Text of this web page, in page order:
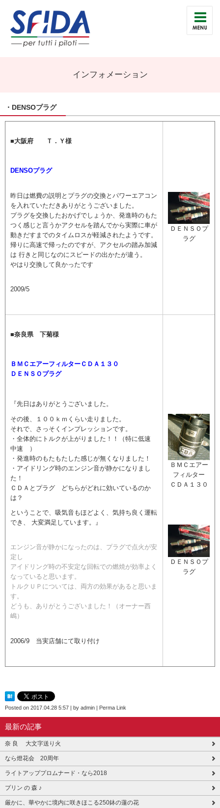
インフォメーション
・DENSOプラグ
■大阪府 Ｔ．Ｙ様
DENSOプラグ
昨日は燃費の説明とプラグの交換とパワーエアコン
を入れていただきありがとうございました。
プラグを交換したおかげでしょうか、発進時のもた
つく感じと言うかアクセルを踏んでから実際に車が
動きだすまでのタイムロスが軽減されたようです。
帰りに高速で帰ったのですが、アクセルの踏み加減
は 行きと同じなのにスピードの出かたが違う。
やはり交換して良かったです
2009/5
ＤＥＮＳＯプ
ラグ
■奈良県 下菊様
ＢＭＣエアーフィルターＣＤＡ１３０
ＤＥＮＳＯプラグ
『先日はありがとうございました。
その後、１００ｋｍくらい走りました。
それで、さっそくインプレッションです。
・全体的にトルクが上がりました！！（特に低速
中速 ）
・発進時のもたもたした感じが無くなりました！
・アイドリング時のエンジン音が静かになりまし
た！
ＣＤＡとプラグ どちらがどれに効いているのか
は？
ということで、吸気音もほどよく、気持ち良く運転
でき、 大変満足しています。』
エンジン音が静かになったのは、プラグで点火が安
定し
アイドリング時の不安定な回転での燃焼が効率よく
なっていると思います。
トルクＵＰについては、両方の効果があると思いま
す。
どうも、ありがとうございました！（オーナー西
嶋）
2006/9 当実店舗にて取り付け
ＢＭＣエアー
フィルター
ＣＤＡ１３０
ＤＥＮＳＯプ
ラグ
Posted on 2017.04.28 5:57 | by admin | Perma Link
最新の記事
奈 良 大文字送り火
なら燈花会 20周年
ライトアッププロムナード・なら2018
プリン の 森 ♪
厳かに、華やかに境内に咲きほこる250鉢の蓮の花